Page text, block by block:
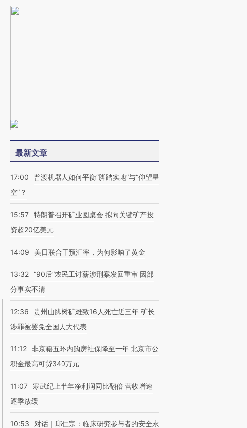
最新文章
17:00
普渡机器人如何平衡“脚踏实地”与“仰望星
空”？
15:57 特朗普召开矿业圆桌会 拟向关键矿产投
资超20亿美元
14:09 美日联合干预汇率，为何影响了黄金
13:32 “90后”农民工讨薪涉刑案发回重审 因部
分事实不清
12:36
贵州山脚树矿难致16人死亡近三年 矿长
涉罪被罢免全国人大代表
11:12 非京籍五环内购房社保降至一年 北京市公
积金最高可贷340万元
11:07
寒武纪上半年净利润同比翻倍 营收增速
逐季放缓
10:53
对话｜邱仁宗：临床研究参与者的安全永